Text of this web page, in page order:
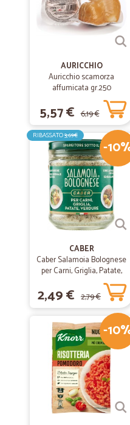
AURICCHIO
Auricchio scamorza
affumicata gr.250
5,57 € 6,19 €
-
RIBASSATO3,69€
CABER
Caber Salamoia Bolognese
per Carni, Griglia, Patate,
Verdure 200 gr.
2,49 € 2,79 €
-